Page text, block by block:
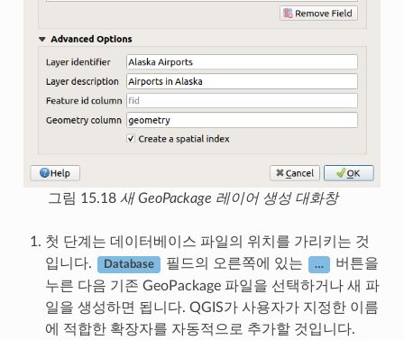
그림 15.18 새 GeoPackage 레이어 생성 대화창
첫 단계는 데이터베이스 파일의 위치를 가리키는 것
입니다.
Database 필드의 오른쪽에 있는 …
버튼을
누른 다음 기존 GeoPackage 파일을 선택하거나 새 파
일을 생성하면 됩니다. QGIS가 사용자가 지정한 이름
에 적합한 확장자를 자동적으로 추가할 것입니다.